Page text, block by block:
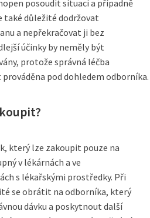
posoudit situaci a případně
také důležité dodržovat
a nepřekračovat ji bez
účinky by neměly být
protože správná léčba
pod dohledem odborníka.
který lze zakoupit pouze na
v lékárnách a ve
s lékařskými prostředky. Při
se obrátit na odborníka, který
dávku a poskytnout další